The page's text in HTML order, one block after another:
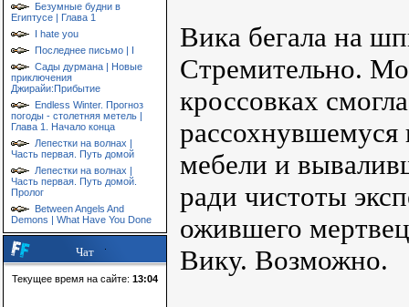
Безумные будни в
Египтусе | Глава 1
I hate you
Последнее письмо | I
Сады дурмана | Новые
приключения
Джирайи:Прибытие
Endless Winter. Прогноз
погоды - столетняя метель |
Глава 1. Начало конца
Лепестки на волнах |
Часть первая. Путь домой
Лепестки на волнах |
Часть первая. Путь домой.
Пролог
Between Angels And
Demons | What Have You Done
Чат
Текущее время на сайте: 13:04
Вика бегала на
Стремительно.
кроссовках
рассохнувшемуся
мебели и
ради чистоты
ожившего
Вику. Возможно.